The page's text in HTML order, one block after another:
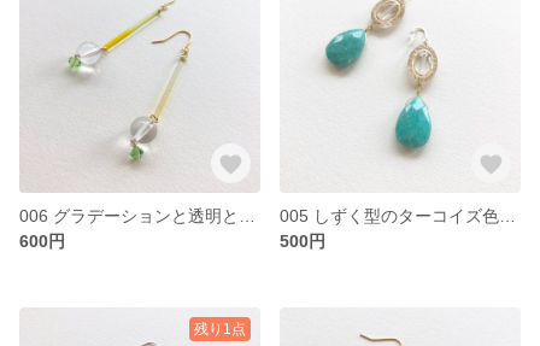
600円
500円
残り1点